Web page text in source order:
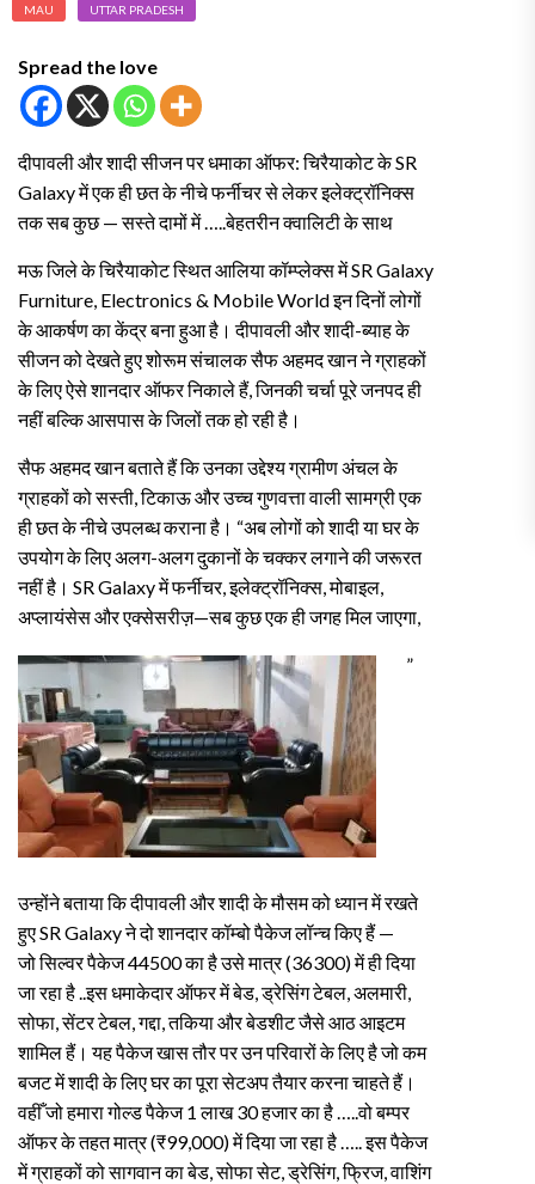
MAU UTTAR PRADESH
Spread the love
दीपावली और शादी सीजन पर धमाका ऑफर: चिरैयाकोट के SR
Galaxy में एक ही छत के नीचे फर्नीचर से लेकर इलेक्ट्रॉनिक्स
तक सब कुछ — सस्ते दामों में …..बेहतरीन क्वालिटी के साथ
मऊ जिले के चिरैयाकोट स्थित आलिया कॉम्प्लेक्स में SR Galaxy
Furniture, Electronics & Mobile World इन दिनों लोगों
के आकर्षण का केंद्र बना हुआ है। दीपावली और शादी-ब्याह के
सीजन को देखते हुए शोरूम संचालक सैफ अहमद खान ने ग्राहकों
के लिए ऐसे शानदार ऑफर निकाले हैं, जिनकी चर्चा पूरे जनपद ही
नहीं बल्कि आसपास के जिलों तक हो रही है।
सैफ अहमद खान बताते हैं कि उनका उद्देश्य ग्रामीण अंचल के
ग्राहकों को सस्ती, टिकाऊ और उच्च गुणवत्ता वाली सामग्री एक
ही छत के नीचे उपलब्ध कराना है। “अब लोगों को शादी या घर के
उपयोग के लिए अलग-अलग दुकानों के चक्कर लगाने की जरूरत
नहीं है। SR Galaxy में फर्नीचर, इलेक्ट्रॉनिक्स, मोबाइल,
अप्लायंसेस और एक्सेसरीज़—सब कुछ एक ही जगह मिल जाएगा,
”
उन्होंने बताया कि दीपावली और शादी के मौसम को ध्यान में रखते
हुए SR Galaxy ने दो शानदार कॉम्बो पैकेज लॉन्च किए हैं —
जो सिल्वर पैकेज 44500 का है उसे मात्र (36300) में ही दिया
जा रहा है ..इस धमाकेदार ऑफर में बेड, ड्रेसिंग टेबल, अलमारी,
सोफा, सेंटर टेबल, गद्दा, तकिया और बेडशीट जैसे आठ आइटम
शामिल हैं। यह पैकेज खास तौर पर उन परिवारों के लिए है जो कम
बजट में शादी के लिए घर का पूरा सेटअप तैयार करना चाहते हैं।
वहीँ जो हमारा गोल्ड पैकेज 1 लाख 30 हजार का है …..वो बम्पर
ऑफर के तहत मात्र (₹99,000) में दिया जा रहा है ….. इस पैकेज
में ग्राहकों को सागवान का बेड, सोफा सेट, ड्रेसिंग, फ्रिज, वाशिंग